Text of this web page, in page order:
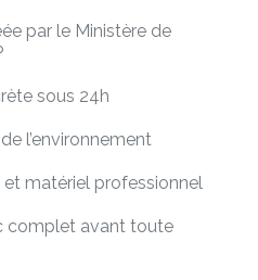
par le Ministère de
sous 24h
l’environnement
matériel professionnel
complet avant toute